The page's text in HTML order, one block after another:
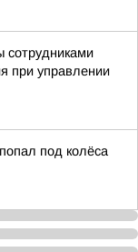
сотрудниками
при управлении
под колёса